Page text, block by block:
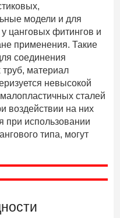
модели и для
цанговых фитингов и
применения. Такие
соединения
материал
невысокой
сталей
воздействии на них
при использовании
типа, могут